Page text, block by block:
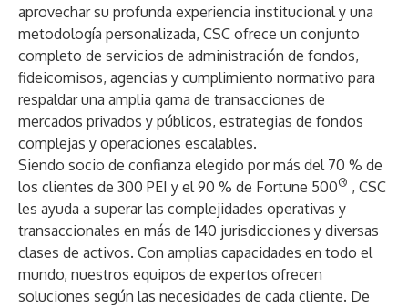
aprovechar su profunda experiencia institucional y una
metodología personalizada, CSC ofrece un conjunto
completo de servicios de administración de fondos,
fideicomisos, agencias y cumplimiento normativo para
respaldar una amplia gama de transacciones de
mercados privados y públicos, estrategias de fondos
complejas y operaciones escalables.
Siendo socio de confianza elegido por más del 70 % de
los clientes de 300 PEI y el 90 % de Fortune 500® , CSC
les ayuda a superar las complejidades operativas y
transaccionales en más de 140 jurisdicciones y diversas
clases de activos. Con amplias capacidades en todo el
mundo, nuestros equipos de expertos ofrecen
soluciones según las necesidades de cada cliente. De